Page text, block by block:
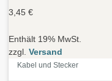
3,45 €
Enthält 19% MwSt.
zzgl. Versand
Kabel und Stecker